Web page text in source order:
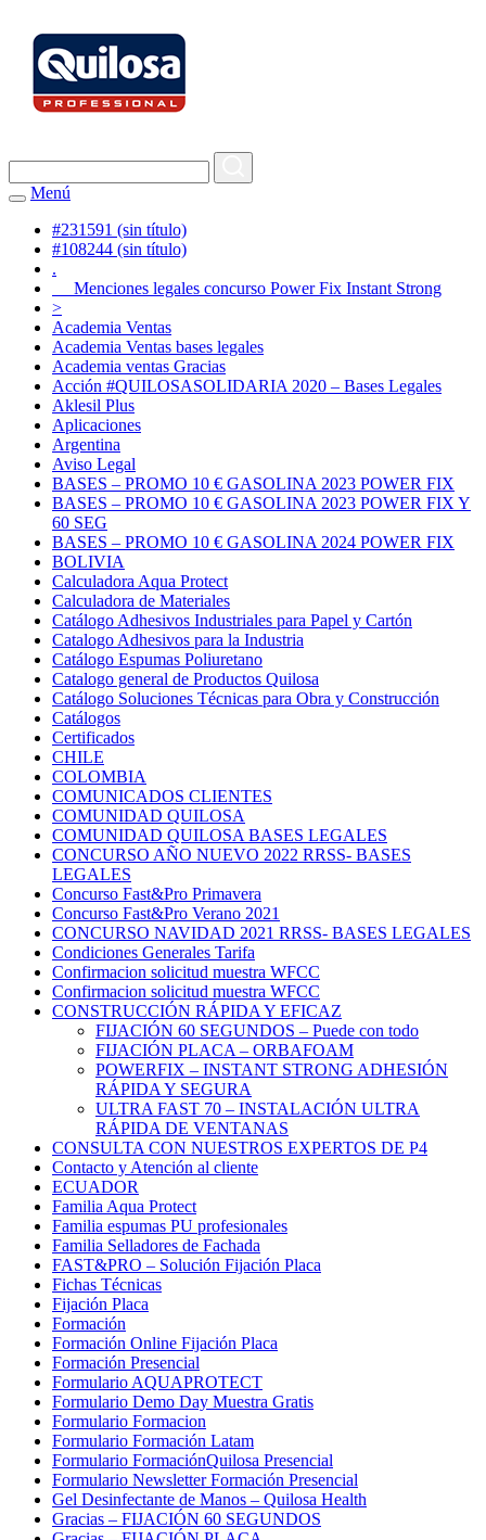
Menú
#231591 (sin título)
#108244 (sin título)
.
Menciones legales concurso Power Fix Instant Strong
>
Academia Ventas
Academia Ventas bases legales
Academia ventas Gracias
Acción #QUILOSASOLIDARIA 2020 – Bases Legales
Aklesil Plus
Aplicaciones
Argentina
Aviso Legal
BASES – PROMO 10 € GASOLINA 2023 POWER FIX
BASES – PROMO 10 € GASOLINA 2023 POWER FIX Y
60 SEG
BASES – PROMO 10 € GASOLINA 2024 POWER FIX
BOLIVIA
Calculadora Aqua Protect
Calculadora de Materiales
Catálogo Adhesivos Industriales para Papel y Cartón
Catalogo Adhesivos para la Industria
Catálogo Espumas Poliuretano
Catalogo general de Productos Quilosa
Catálogo Soluciones Técnicas para Obra y Construcción
Catálogos
Certificados
CHILE
COLOMBIA
COMUNICADOS CLIENTES
COMUNIDAD QUILOSA
COMUNIDAD QUILOSA BASES LEGALES
CONCURSO AÑO NUEVO 2022 RRSS- BASES
LEGALES
Concurso Fast&Pro Primavera
Concurso Fast&Pro Verano 2021
CONCURSO NAVIDAD 2021 RRSS- BASES LEGALES
Condiciones Generales Tarifa
Confirmacion solicitud muestra WFCC
Confirmacion solicitud muestra WFCC
CONSTRUCCIÓN RÁPIDA Y EFICAZ
FIJACIÓN 60 SEGUNDOS – Puede con todo
FIJACIÓN PLACA – ORBAFOAM
POWERFIX – INSTANT STRONG ADHESIÓN
RÁPIDA Y SEGURA
ULTRA FAST 70 – INSTALACIÓN ULTRA
RÁPIDA DE VENTANAS
CONSULTA CON NUESTROS EXPERTOS DE P4
Contacto y Atención al cliente
ECUADOR
Familia Aqua Protect
Familia espumas PU profesionales
Familia Selladores de Fachada
FAST&PRO – Solución Fijación Placa
Fichas Técnicas
Fijación Placa
Formación
Formación Online Fijación Placa
Formación Presencial
Formulario AQUAPROTECT
Formulario Demo Day Muestra Gratis
Formulario Formacion
Formulario Formación Latam
Formulario FormaciónQuilosa Presencial
Formulario Newsletter Formación Presencial
Gel Desinfectante de Manos – Quilosa Health
Gracias – FIJACIÓN 60 SEGUNDOS